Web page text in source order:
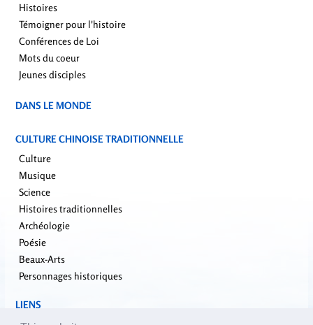
Histoires
Témoigner pour l'histoire
Conférences de Loi
Mots du coeur
Jeunes disciples
DANS LE MONDE
CULTURE CHINOISE TRADITIONNELLE
Culture
Musique
Science
Histoires traditionnelles
Archéologie
Poésie
Beaux-Arts
Personnages historiques
LIENS
falundafa.org